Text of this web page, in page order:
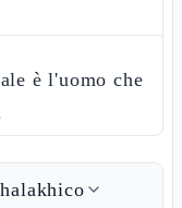
è l'uomo che